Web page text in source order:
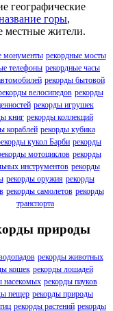
географические
горы,
местные жители.
монументы рекордные мосты
телефоны рекордные часы
рекорды бытовой
велосипедов рекорды
рекорды игрушек
книг рекорды коллекций
кораблей рекорды кубика
кукол Барби рекорды
мотоциклов рекорды
инструментов рекорды
рекорды оружия рекорды
рекорды самолетов рекорды
транспорта
природы
рекорды животных
кошек рекорды лошадей
насекомых рекорды пауков
пещер рекорды природы
рекорды растений рекорды